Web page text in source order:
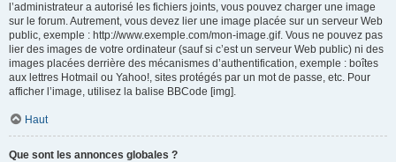
l’administrateur a autorisé les fichiers joints, vous pouvez charger une image
sur le forum. Autrement, vous devez lier une image placée sur un serveur Web
public, exemple : http://www.exemple.com/mon-image.gif. Vous ne pouvez pas
lier des images de votre ordinateur (sauf si c’est un serveur Web public) ni des
images placées derrière des mécanismes d’authentification, exemple : boîtes
aux lettres Hotmail ou Yahoo!, sites protégés par un mot de passe, etc. Pour
afficher l’image, utilisez la balise BBCode [img].
Haut
Que sont les annonces globales ?